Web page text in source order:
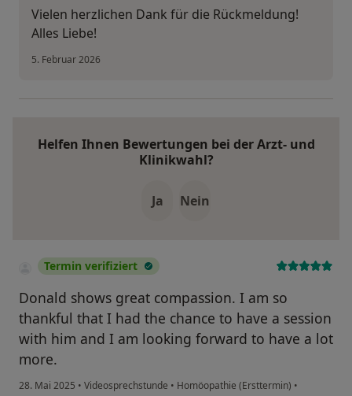
Vielen herzlichen Dank für die Rückmeldung!
Alles Liebe!
5. Februar 2026
Helfen Ihnen Bewertungen bei der Arzt- und
Klinikwahl?
Ja Nein
Termin verifiziert
Donald shows great compassion. I am so
thankful that I had the chance to have a session
with him and I am looking forward to have a lot
more.
28. Mai 2025 • Videosprechstunde • Homöopathie (Ersttermin) •